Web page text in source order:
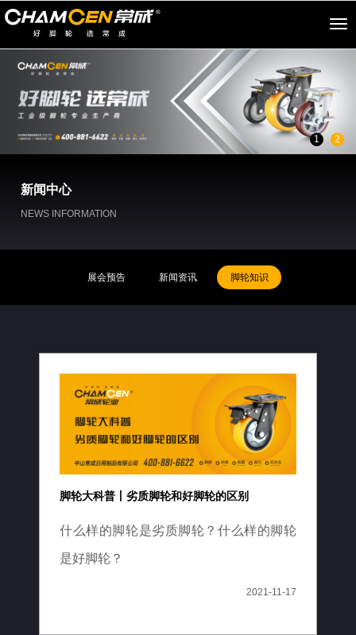
切
1 2
新闻中心
NEWS INFORMATION
展会预告 新闻资讯 脚轮知识
脚轮大科普丨劣质脚轮和好脚轮的区别
什么样的脚轮是劣质脚轮？什么样的脚轮
是好脚轮？
2021-11-17